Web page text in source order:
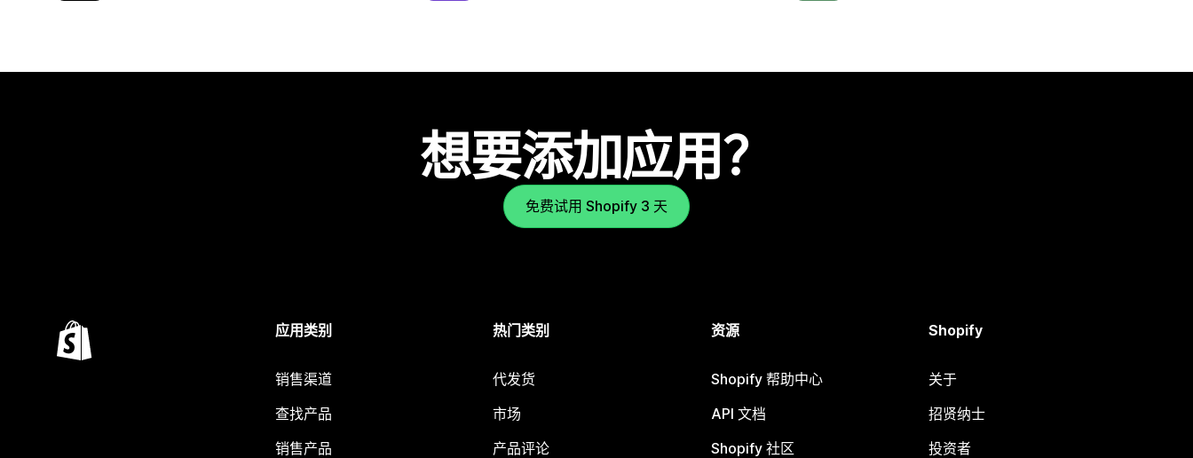
想要添加应用？
免费试用 Shopify 3 天
应用类别
销售渠道
查找产品
销售产品
热门类别
代发货
市场
产品评论
资源
Shopify 帮助中心
API 文档
Shopify 社区
Shopify
关于
招贤纳士
投资者